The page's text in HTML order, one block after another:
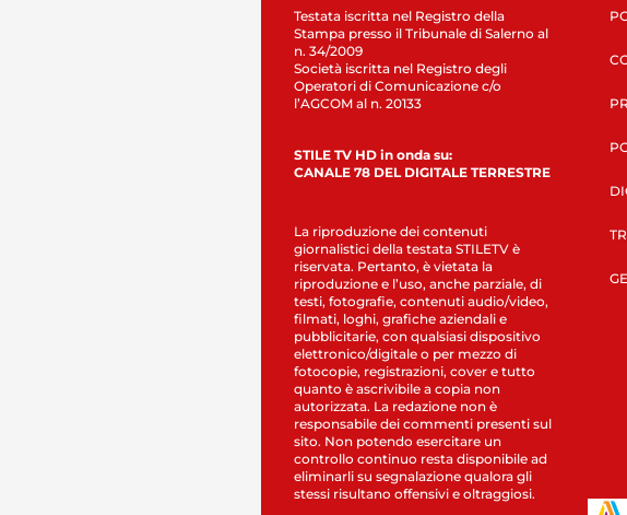
Testata iscritta nel Registro della
Stampa presso il Tribunale di Salerno al
n. 34/2009
Società iscritta nel Registro degli
Operatori di Comunicazione c/o
l’AGCOM al n. 20133
STILE TV HD in onda su:
CANALE 78 DEL DIGITALE TERRESTRE
La riproduzione dei contenuti
giornalistici della testata STILETV è
riservata. Pertanto, è vietata la
riproduzione e l’uso, anche parziale, di
testi, fotografie, contenuti audio/video,
filmati, loghi, grafiche aziendali e
pubblicitarie, con qualsiasi dispositivo
elettronico/digitale o per mezzo di
fotocopie, registrazioni, cover e tutto
quanto è ascrivibile a copia non
autorizzata. La redazione non è
responsabile dei commenti presenti sul
sito. Non potendo esercitare un
controllo continuo resta disponibile ad
eliminarli su segnalazione qualora gli
stessi risultano offensivi e oltraggiosi.